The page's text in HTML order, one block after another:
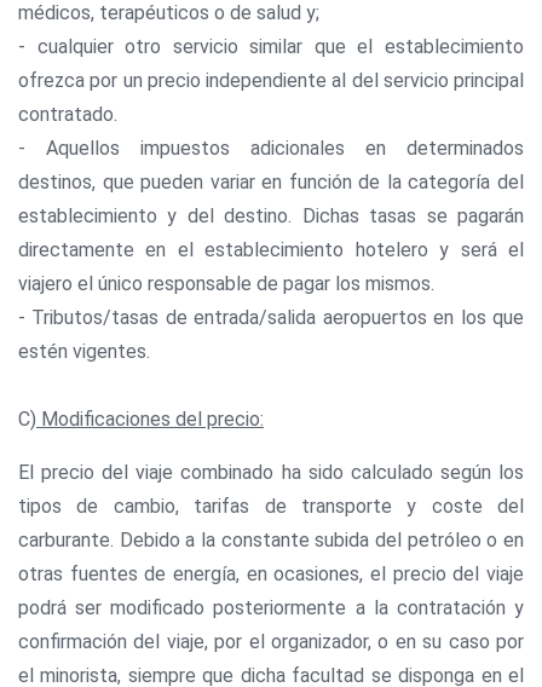
médicos, terapéuticos o de salud y;
- cualquier otro servicio similar que el establecimiento
ofrezca por un precio independiente al del servicio principal
contratado.
- Aquellos impuestos adicionales en determinados
destinos, que pueden variar en función de la categoría del
establecimiento y del destino. Dichas tasas se pagarán
directamente en el establecimiento hotelero y será el
viajero el único responsable de pagar los mismos.
- Tributos/tasas de entrada/salida aeropuertos en los que
estén vigentes.
C) Modificaciones del precio:
El precio del viaje combinado ha sido calculado según los
tipos de cambio, tarifas de transporte y coste del
carburante. Debido a la constante subida del petróleo o en
otras fuentes de energía, en ocasiones, el precio del viaje
podrá ser modificado posteriormente a la contratación y
confirmación del viaje, por el organizador, o en su caso por
el minorista, siempre que dicha facultad se disponga en el